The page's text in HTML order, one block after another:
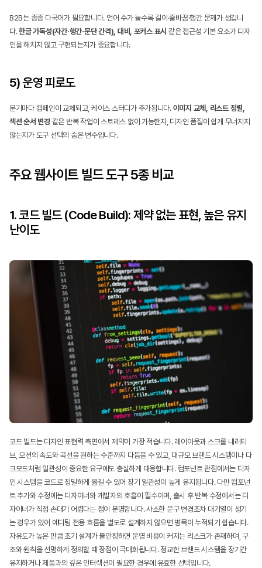
B2B는 종종 다국어가 필요합니다. 언어 수가 늘수록 길이·줄바꿈·행간 문제가 생깁니
다. 한글 가독성(자간·행간·문단 간격), 대비, 포커스 표시 같은 접근성 기본 요소가 디자
인을 해치지 않고 구현되는지가 중요합니다.
5) 운영 피로도
분기마다 캠페인이 교체되고, 케이스 스터디가 추가됩니다. 이미지 교체, 리스트 정렬,
섹션 순서 변경 같은 반복 작업이 스트레스 없이 가능한지, 디자인 품질이 쉽게 무너지지
않는지가 도구 선택의 숨은 변수입니다.
주요 웹사이트 빌드 도구 5종 비교
1. 코드 빌드 (Code Build): 제약 없는 표현, 높은 유지
난이도
코드 빌드는 디자인 표현력 측면에서 제약이 가장 적습니다. 레이아웃과 스크롤 내러티
브, 모션의 속도와 곡선을 원하는 수준까지 다듬을 수 있고, 대규모 브랜드 시스템이나 다
크모드처럼 일관성이 중요한 요구에도 충실하게 대응합니다. 컴포넌트 관점에서는 디자
인 시스템을 코드로 정밀하게 옮길 수 있어 장기 일관성이 높게 유지됩니다. 다만 컴포넌
트 추가와 수정에는 디자이너와 개발자의 호흡이 필수이며, 출시 후 반복 수정에서는 디
자이너가 직접 손대기 어렵다는 점이 분명합니다. 사소한 문구 변경조차 대기열이 생기
는 경우가 있어 에디팅 전용 흐름을 별도로 설계하지 않으면 병목이 누적되기 쉽습니다.
자유도가 높은 만큼 초기 설계가 불안정하면 운영 비용이 커지는 리스크가 존재하며, 구
조와 원칙을 선명하게 정의할 때 장점이 극대화됩니다. 정교한 브랜드 시스템을 장기간
유지하거나 제품과의 깊은 인터랙션이 필요한 경우에 유효한 선택입니다.